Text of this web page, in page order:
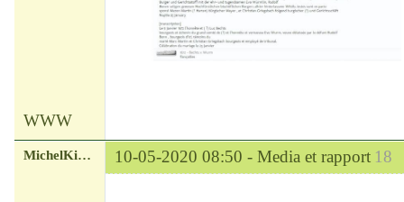
WWW
18
MichelKirsch 10-05-2020 08:50 - Media et rapport